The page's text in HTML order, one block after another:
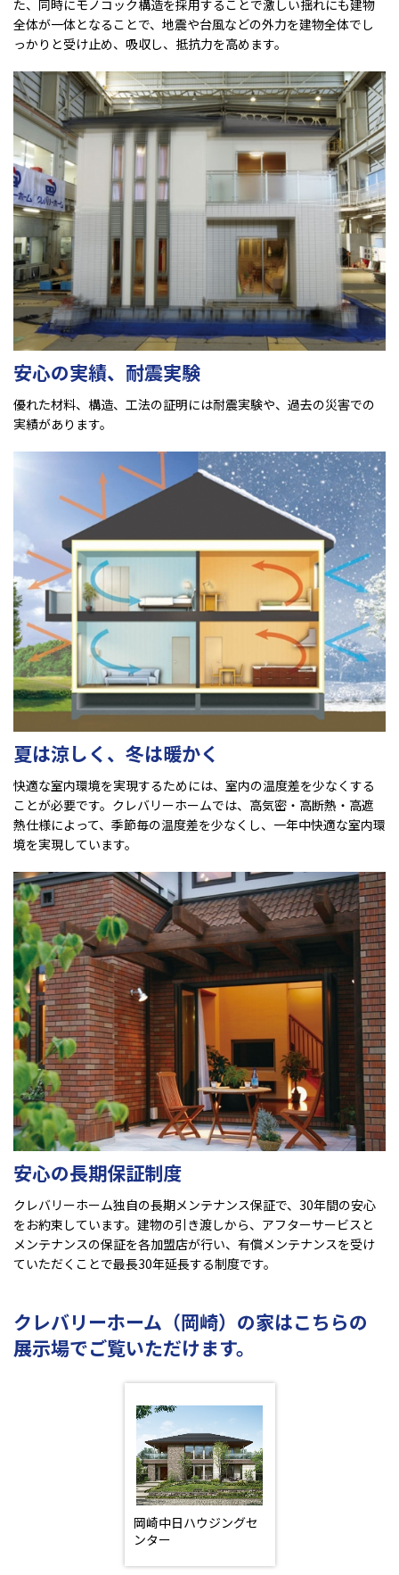
た、同時にモノコック構造を採用することで激しい揺れにも建物
全体が一体となることで、地震や台風などの外力を建物全体でし
っかりと受け止め、吸収し、抵抗力を高めます。
安心の実績、耐震実験
優れた材料、構造、工法の証明には耐震実験や、過去の災害での
実績があります。
夏は涼しく、冬は暖かく
快適な室内環境を実現するためには、室内の温度差を少なくする
ことが必要です。クレバリーホームでは、高気密・高断熱・高遮
熱仕様によって、季節毎の温度差を少なくし、一年中快適な室内環
境を実現しています。
安心の長期保証制度
クレバリーホーム独自の長期メンテナンス保証で、30年間の安心
をお約束しています。建物の引き渡しから、アフターサービスと
メンテナンスの保証を各加盟店が行い、有償メンテナンスを受け
ていただくことで最長30年延長する制度です。
クレバリーホーム（岡崎）の家はこちらの
展示場でご覧いただけます。
岡崎中日ハウジングセ
ンター